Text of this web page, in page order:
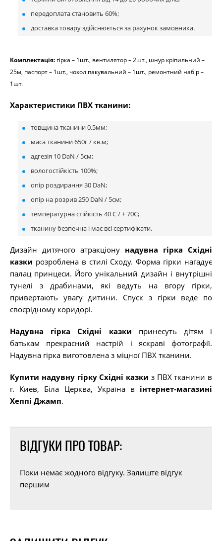
Комплектація: гірка – 1шт., вентилятор – 2шт., шнур кріпильний –
25м, паспорт – 1шт., чохол пакувальний – 1шт., ремонтний набір –
1шт.
Характеристики ПВХ тканини:
товщина тканини 0,5мм;
маса тканини 650г / кв.м;
адгезія 10 DaN / 5см;
вологостійкість 100%;
опір роздирання 30 DaN;
опір на розрив 250 DaN / 5см;
температурна стійкість 40 С / + 70С;
тканину безпечна і має всі сертифікати.
передоплата становить 60%;
доставка товару здійснюється за рахунок замовника.
Дизайн дитячого атракціону надувна гірка Східні
казки розроблена в стилі Сходу. Форма гірки нагадує
палац принцеси. Його унікальний дизайн і внутрішні
тунелі з драбинами, які ведуть на вгору гірки,
привертають увагу дитини. Спуск з гірки веде по
своєрідному коридорі.
Надувна гірка Східні казки принесуть дітям і
батькам прекрасний настрій і яскраві фотографії.
Надувна гірка виготовлена ​​з міцної ПВХ тканини.
Купити надувну гірку Східні казки з ПВХ тканини в
г. Киев, Біла Церква, Україна в інтернет-магазині
Хеппі Джамп.
ВІДГУКИ ПРО ТОВАР:
Поки немає жодного відгуку. Залиште відгук
першим